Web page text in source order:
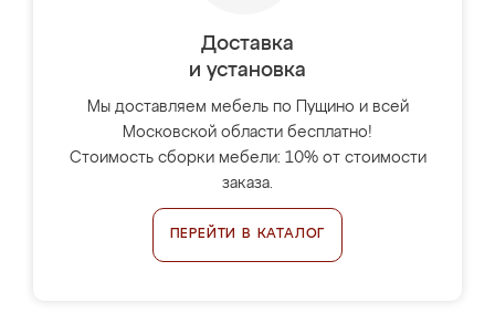
Доставка
и установка
Мы доставляем мебель по Пущино и всей
Московской области бесплатно!
Стоимость сборки мебели: 10% от стоимости
заказа.
ПЕРЕЙТИ В КАТАЛОГ